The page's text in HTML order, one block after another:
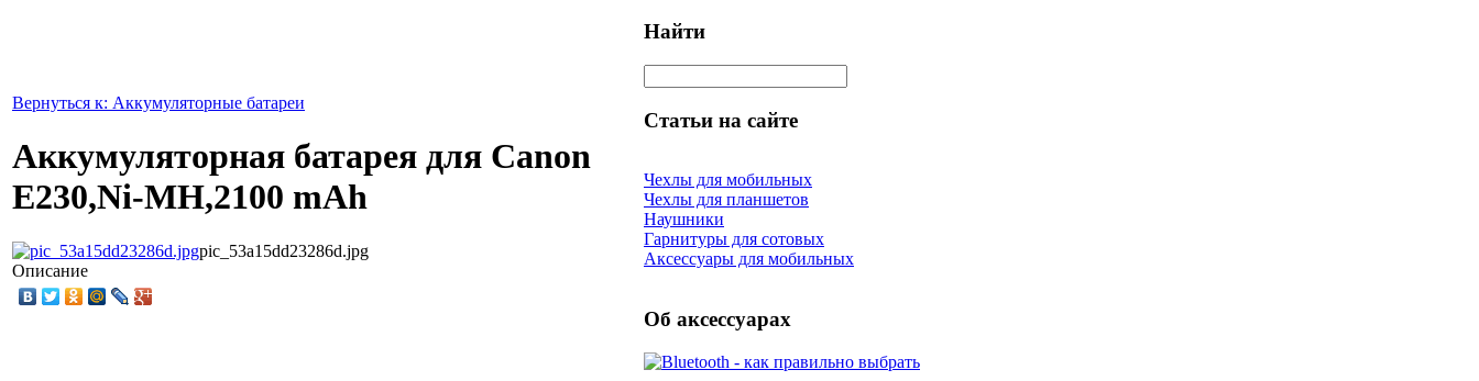
Вернуться к: Аккумуляторные батареи
Аккумуляторная батарея для Canon
E230,Ni-MH,2100 mAh
pic_53a15dd23286d.jpg
Описание
Найти
Статьи на сайте
Чехлы для мобильных
Чехлы для планшетов
Наушники
Гарнитуры для сотовых
Аксессуары для мобильных
Об аксессуарах